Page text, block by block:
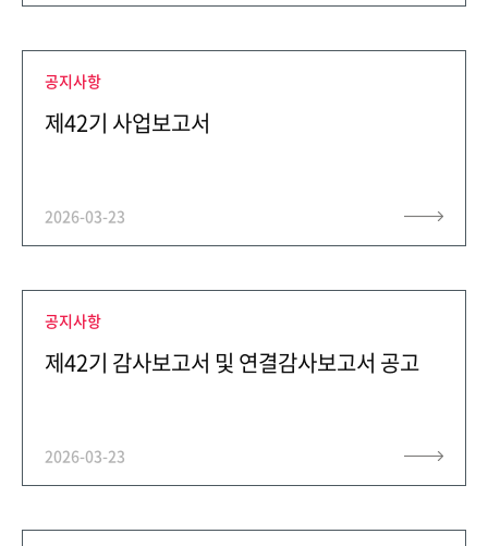
인재채용
CONTACT
공지사항
제42기 사업보고서
2026-03-23
공지사항
제42기 감사보고서 및 연결감사보고서 공고
2026-03-23